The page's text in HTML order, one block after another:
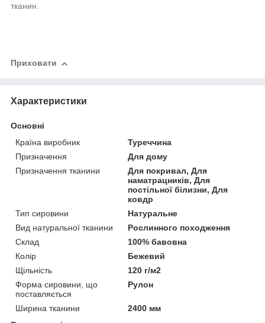
тканин.
Приховати
Характеристики
Основні
Країна виробник
Туреччина
Призначення
Для дому
Призначення тканини
Для покривал, Для
наматрацників, Для
постільної білизни, Для
ковдр
Тип сировини
Натуральне
Вид натуральної тканини
Рослинного походження
Склад
100% бавовна
Колір
Бежевий
Щільність
120 г/м2
Форма сировини, що
поставляється
Рулон
Ширина тканини
2400 мм